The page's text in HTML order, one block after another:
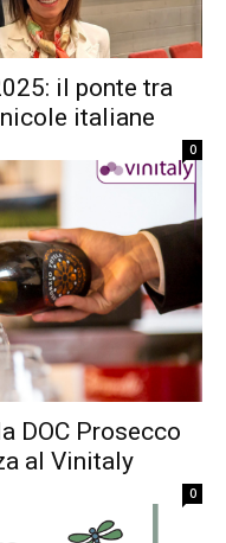
il ponte tra
italiane
0
DOC Prosecco
al Vinitaly
0